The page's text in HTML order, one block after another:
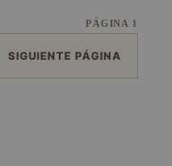
PÁGINA 1
SIGUIENTE PÁGINA